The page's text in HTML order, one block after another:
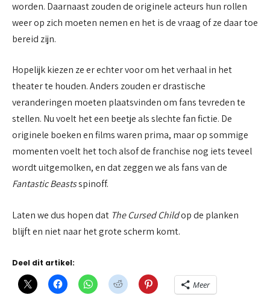
worden. Daarnaast zouden de originele acteurs hun rollen
weer op zich moeten nemen en het is de vraag of ze daar toe
bereid zijn.
Hopelijk kiezen ze er echter voor om het verhaal in het
theater te houden. Anders zouden er drastische
veranderingen moeten plaatsvinden om fans tevreden te
stellen. Nu voelt het een beetje als slechte fan fictie. De
originele boeken en films waren prima, maar op sommige
momenten voelt het toch alsof de franchise nog iets teveel
wordt uitgemolken, en dat zeggen we als fans van de
Fantastic Beastsspinoff.
Laten we dus hopen dat The Cursed Childop de planken
blijft en niet naar het grote scherm komt.
Deel dit artikel:
Meer